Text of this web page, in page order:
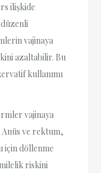
ilişkide
vajinaya
azaltabilir. Bu
kullanımı
vajinaya
Anüs ve rektum,
için döllenme
riskini